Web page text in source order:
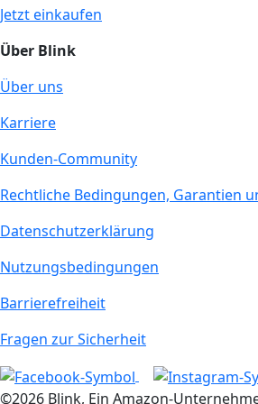
Jetzt einkaufen
Über Blink
Über uns
Karriere
Kunden-Community
Rechtliche Bedingungen, Garantien
Datenschutzerklärung
Nutzungsbedingungen
Barrierefreiheit
Fragen zur Sicherheit
©2026 Blink, Ein Amazon-